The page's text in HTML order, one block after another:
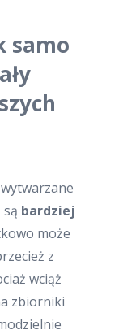
samo
są bardziej
może
z
wciąż
zbiorniki